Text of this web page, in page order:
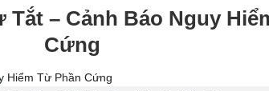
Tắt – Cảnh Báo Nguy
Cứng